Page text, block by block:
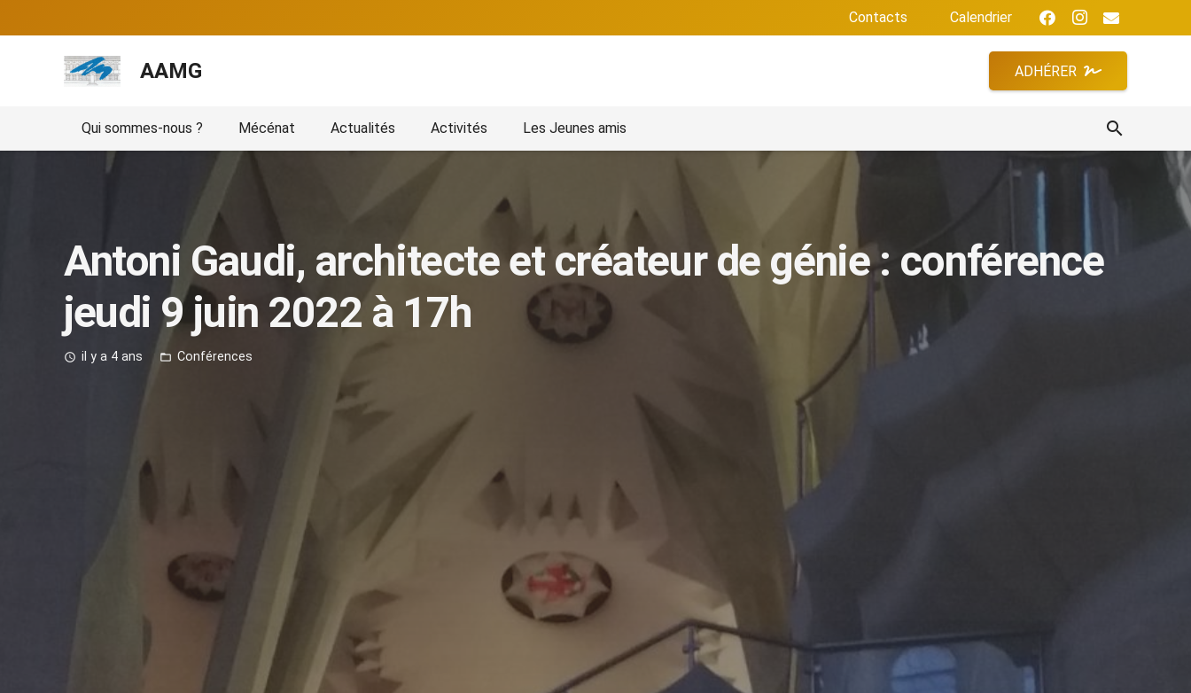
Contacts Calendrier
AAMG ADHÉRER
Qui sommes-nous ? Mécénat Actualités Activités Les Jeunes amis search
Antoni Gaudi, architecte et créateur de génie : conférence
jeudi 9 juin 2022 à 17h
access_time il y a 4 ans folder_open Conférences